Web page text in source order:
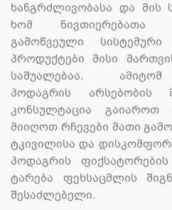
ხანგრძლივობასა და
ხომ ნივთიერებათა
გამოწვეული
პროდუქტები მისი
საშუალებაა. ამიტომ
პოდაგრის არსებობის
კონსულტაცია გაიაროთ
მიიღოთ რჩევები მათი
ტკივილისა და
პოდაგრის
ტარება ფეხსაცმლის
შესაძლებელი.